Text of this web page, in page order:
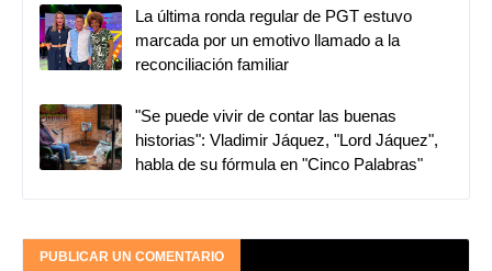
La última ronda regular de PGT estuvo
marcada por un emotivo llamado a la
reconciliación familiar
"Se puede vivir de contar las buenas
historias": Vladimir Jáquez, "Lord Jáquez",
habla de su fórmula en "Cinco Palabras"
PUBLICAR UN COMENTARIO